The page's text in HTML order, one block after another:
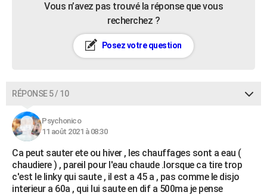
Vous n’avez pas trouvé la réponse que vous
recherchez ?
Posez votre question
RÉPONSE 5 / 10
Psychonico
11 août 2021 à 08:30
Ca peut sauter ete ou hiver , les chauffages sont a eau (
chaudiere ) , pareil pour l'eau chaude .lorsque ca tire trop
c'est le linky qui saute , il est a 45 a , pas comme le disjo
interieur a 60a , qui lui saute en dif a 500ma je pense